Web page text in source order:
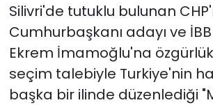
Silivri'de tutuklu bulunan
Cumhurbaşkanı adayı ve
Ekrem İmamoğlu'na
seçim talebiyle Turkiye'nin
başka bir ilinde düzenlediği